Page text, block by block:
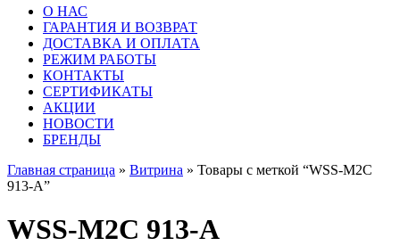
О НАС
ГАРАНТИЯ И ВОЗВРАТ
ДОСТАВКА И ОПЛАТА
РЕЖИМ РАБОТЫ
КОНТАКТЫ
СЕРТИФИКАТЫ
АКЦИИ
НОВОСТИ
БРЕНДЫ
Главная страница » Витрина » Товары с меткой “WSS-M2C
913-A”
WSS-M2C 913-A